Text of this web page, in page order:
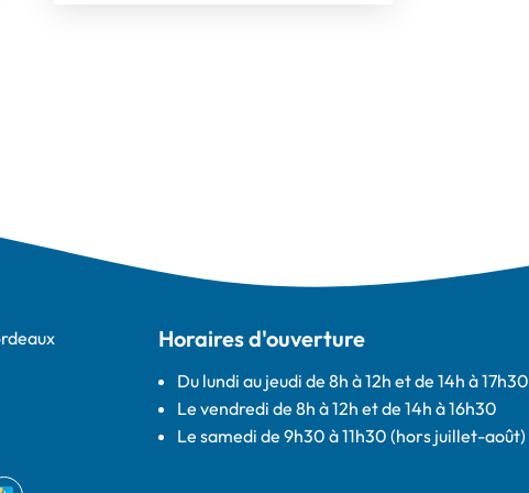
onglet)
un nouvel onglet)
par e-mail
dans un nouvel onglet)
Horaires d'ouverture
Du lundi au jeudi de 8h à 12h et de 14h à 17h30
Le vendredi de 8h à 12h et de 14h à 16h30
Le samedi de 9h30 à 11h30 (hors juillet-août)